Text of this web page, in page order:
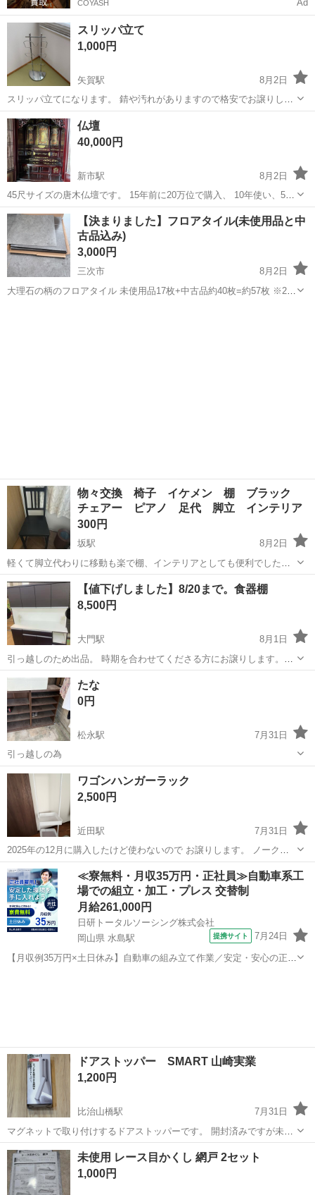
COYASH Ad
スリッパ立て
1,000円
矢賀駅
8月2日
スリッパ立てになります。 錆や汚れがありますので格安でお譲りしま
す。 サイズは写真を参考にして下さい。
広島 広島市 矢賀駅
仏壇
40,000円
新市駅
8月2日
45尺サイズの唐木仏壇です。 15年前に20万位で購入、 10年使い、5年
は片付けていました。 今回、断捨離で出品しました。 ご希望の方は、
本尊、脇侍、経卓 備品(写真5枚目)と 別に出品している座布団(12枚)も
一緒...
広島 福山市 新市駅 その他 仏壇
【決まりました】フロアタイル(未使用品と中
古品込み)
3,000円
三次市
8月2日
大理石の柄のフロアタイル 未使用品17枚+中古品約40枚=約57枚 ※24
物々交換 椅子 イケメン 棚 ブラック
チェアー ピアノ 足代 脚立 インテリア
300円
坂駅
8月2日
軽くて脚立代わりに移動も楽で棚、インテリアとしても便利でした
が、引っ越しにつき手放します 物々交換大歓迎 坂町役場近くまでこれ
る日時複数お知らせください 市民病院で午後のお取引可能な場合ござ
います
広島 安芸郡 坂駅 その他
【値下げしました】8/20まで。食器棚
8,500円
大門駅
8月1日
引っ越しのため出品。 時期を合わせてくださる方にお譲りします。
（８月20〜25日頃の予定） 受け渡し予定者がいなければ8/20には処分
します。 縦191 横150 奥行51 上下に外せるタイプで下のカウンターの
高さ82 サ...
広島 福山市 大門駅
たな
0円
松永駅
7月31日
引っ越しの為
広島 福山市 松永駅 その他
ワゴンハンガーラック
2,500円
近田駅
7月31日
2025年の12月に購入したけど使わないので お譲りします。 ノークレ
ームノーリターンでお願いします。 他に写真が必要でしたら増やしま
す。 仕事や子育てをしてるので返信が遅くなったり気づかない場合が
あります。 その際は申し...
広島 福山市 近田駅 その他 譲り
≪寮無料・月収35万円・正社員≫自動車系工
場での組立・加工・プレス 交替制
月給261,000円
日研トータルソーシング株式会社
岡山県 水島駅
提携サイト 7月24日
【月収例35万円×土日休み】自動車の組み立て作業／安定・安心の正社
ドアストッパー SMART 山崎実業
1,200円
比治山橋駅
7月31日
マグネットで取り付けするドアストッパーです。 開封済みですが未使
用です。 定価2000円でした。 【希望取引場所】鶴見公園(希望があれ
ば可能な範囲で調整します) 【希望取引日時】平日日中は仕事のため対
応困難です。平日夜か...
広島 広島市 比治山橋駅 その他 ドア
未使用 レース目かくし 網戸 2セット
1,000円